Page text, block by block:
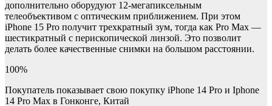
дополнительно оборудуют 12-мегапиксельным
телеобъективом с оптическим приближением. При этом
iPhone 15 Pro получит трехкратный зум, тогда как Pro Max —
шестикратный с перископической линзой. Это позволит
делать более качественные снимки на большом расстоянии.
100%
Покупатель показывает свою покупку iPhone 14 Pro и Iphone
14 Pro Max в Гонконге, Китай